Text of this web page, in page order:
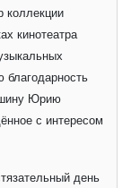
коллекции
кинотеатра
благодарность
Юрию
с интересом
день